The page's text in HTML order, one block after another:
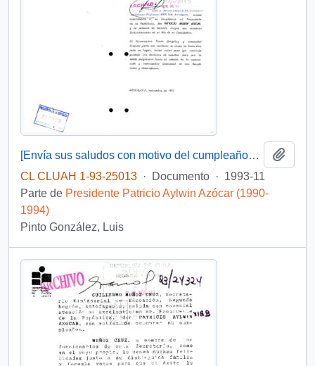
[Envía sus saludos con motivo del cumpleaños del Presidente]
CL CLUAH 1-93-25013 · Documento · 1993-11
Parte de Presidente Patricio Aylwin Azócar (1990-
1994)
Pinto González, Luis